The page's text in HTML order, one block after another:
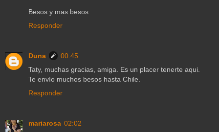
Besos y mas besos
Responder
Duna
00:45
Taty, muchas gracias, amiga. Es un placer tenerte aqui.
Te envío muchos besos hasta Chile.
Responder
mariarosa 02:02